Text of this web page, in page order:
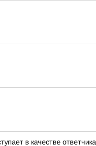
в качестве ответчика